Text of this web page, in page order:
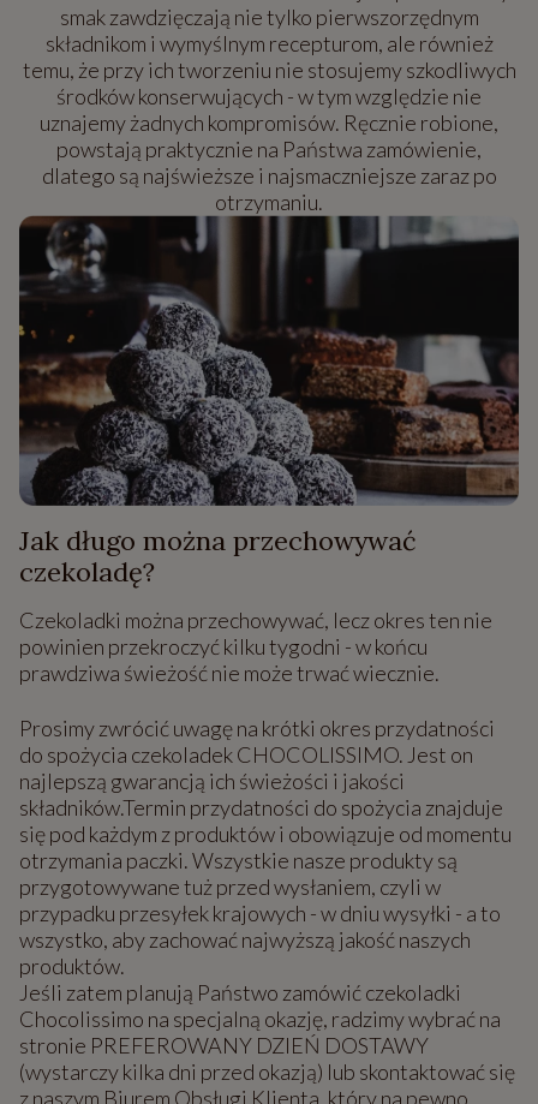
smak zawdzięczają nie tylko pierwszorzędnym
składnikom i wymyślnym recepturom, ale również
temu, że przy ich tworzeniu nie stosujemy szkodliwych
środków konserwujących - w tym względzie nie
uznajemy żadnych kompromisów. Ręcznie robione,
powstają praktycznie na Państwa zamówienie,
dlatego są najświeższe i najsmaczniejsze zaraz po
otrzymaniu.
Jak długo można przechowywać
czekoladę?
Czekoladki można przechowywać, lecz okres ten nie
powinien przekroczyć kilku tygodni - w końcu
prawdziwa świeżość nie może trwać wiecznie.
Prosimy zwrócić uwagę na krótki okres przydatności
do spożycia czekoladek CHOCOLISSIMO. Jest on
najlepszą gwarancją ich świeżości i jakości
składników.Termin przydatności do spożycia znajduje
się pod każdym z produktów i obowiązuje od momentu
otrzymania paczki. Wszystkie nasze produkty są
przygotowywane tuż przed wysłaniem, czyli w
przypadku przesyłek krajowych - w dniu wysyłki - a to
wszystko, aby zachować najwyższą jakość naszych
produktów.
Jeśli zatem planują Państwo zamówić czekoladki
Chocolissimo na specjalną okazję, radzimy wybrać na
stronie PREFEROWANY DZIEŃ DOSTAWY
(wystarczy kilka dni przed okazją) lub skontaktować się
z naszym Biurem Obsługi Klienta, który na pewno